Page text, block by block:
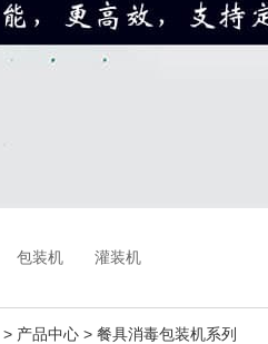
包装机 灌装机
> 产品中心 > 餐具消毒包装机系列